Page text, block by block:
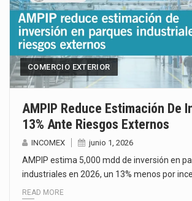
COMERCIO EXTERIOR
AMPIP Reduce Estimación De
13% Ante Riesgos Externos
INCOMEX junio 1, 2026
AMPIP estima 5,000 mdd de inversión en
industriales en 2026, un 13% menos por
READ MORE